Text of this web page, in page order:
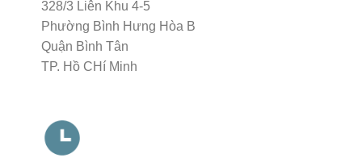
328/3 Liên Khu 4-5
Phường Bình Hưng Hòa B
Quận Bình Tân
TP. Hồ CHí Minh